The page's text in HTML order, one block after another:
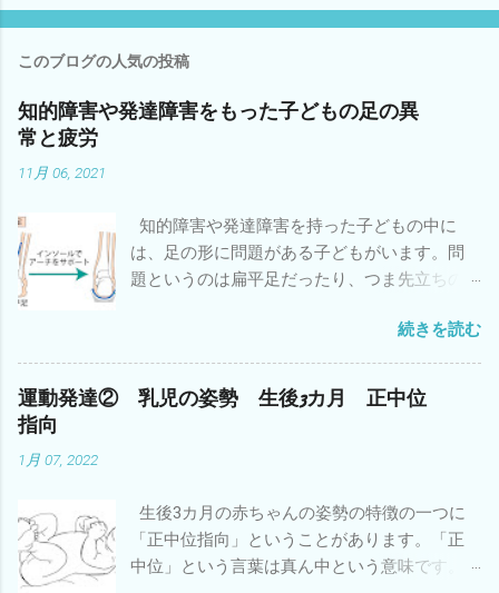
メ
ト
このブログの人気の投稿
知的障害や発達障害をもった子どもの足の異
常と疲労
11月 06, 2021
知的障害や発達障害を持った子どもの中に
は、足の形に問題がある子どもがいます。問
題というのは扁平足だったり、つま先立ちの
性やバランスや敏捷性などの運動能力も低い
子どもが多いことはよく知られています。立
ったり歩いたりしている時に地面に接してい
るのは足なので、足が上手く形を変えて地面
やすいということも知っておいてください。
特に小学校・中学校と身体が大きくなると疲
れやすさが増します。足でバランスがとりに
続きを読む
運動発達② 乳児の姿勢 生後3カ月 正中位
指向
1月 07, 2022
生後3カ月の赤ちゃんの姿勢の特徴の一つに
「正中位指向」ということがあります。「正
中位」という言葉は真ん中という意味です。